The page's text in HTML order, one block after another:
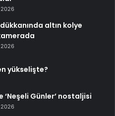
altın kolye
kamerada
yükselişte?
‘Neşeli Günler’ nostaljisi